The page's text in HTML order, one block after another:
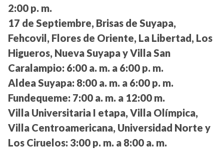
2:00 p. m.
17 de Septiembre, Brisas de Suyapa,
Fehcovil, Flores de Oriente, La Libertad, Los
Higueros, Nueva Suyapa y Villa San
Caralampio: 6:00 a. m. a 6:00 p. m.
Aldea Suyapa: 8:00 a. m. a 6:00 p. m.
Fundequeme: 7:00 a. m. a 12:00 m.
Villa Universitaria I etapa, Villa Olímpica,
Villa Centroamericana, Universidad Norte y
Los Ciruelos: 3:00 p. m. a 8:00 a. m.